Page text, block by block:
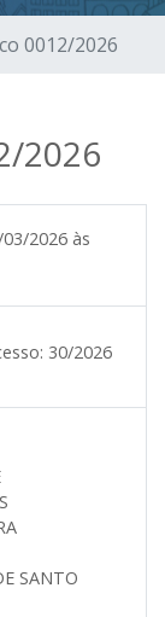
0012/2026
2026
2026 às
30/2026
SANTO